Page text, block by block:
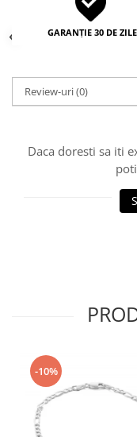
GARANȚIE 30 DE
Review-uri(0)
Daca doresti sa iti
-10%